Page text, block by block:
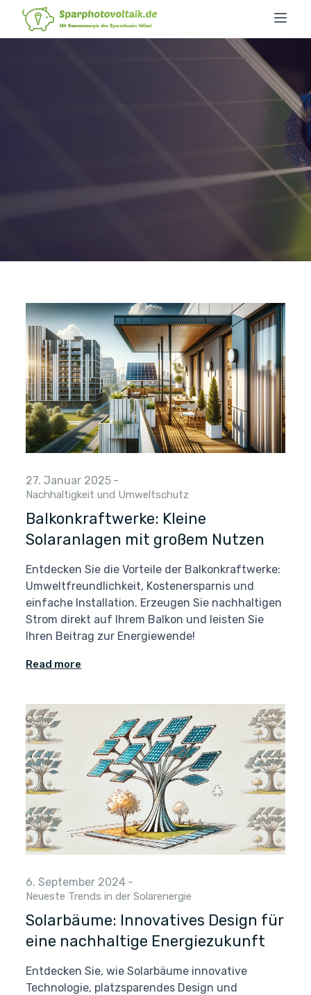
27. Januar 2025 -
Nachhaltigkeit und Umweltschutz
Balkonkraftwerke: Kleine
Solaranlagen mit großem Nutzen
Entdecken Sie die Vorteile der Balkonkraftwerke:
Umweltfreundlichkeit, Kostenersparnis und
einfache Installation. Erzeugen Sie nachhaltigen
Strom direkt auf Ihrem Balkon und leisten Sie
Ihren Beitrag zur Energiewende!
Read more
6. September 2024 -
Neueste Trends in der Solarenergie
Solarbäume: Innovatives Design für
eine nachhaltige Energiezukunft
Entdecken Sie, wie Solarbäume innovative
Technologie, platzsparendes Design und